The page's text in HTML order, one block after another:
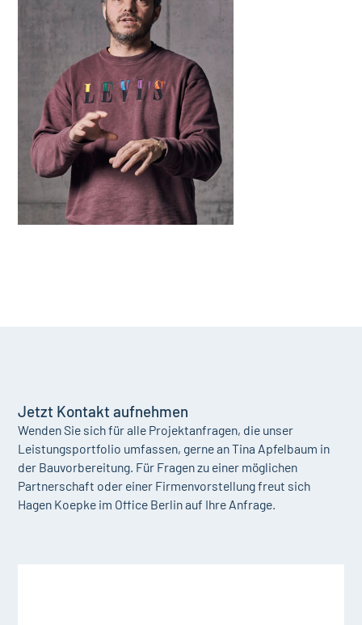
Jetzt Kontakt aufnehmen
Wenden Sie sich für alle Projektanfragen, die unser
Leistungsportfolio umfassen, gerne an Tina Apfelbaum in
der Bauvorbereitung. Für Fragen zu einer möglichen
Partnerschaft oder einer Firmenvorstellung freut sich
Hagen Koepke im Office Berlin auf Ihre Anfrage.